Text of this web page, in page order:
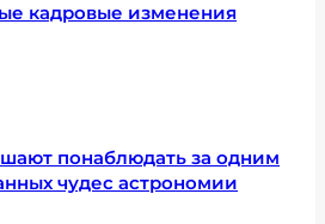
кадровые изменения
понаблюдать за одним
чудес астрономии